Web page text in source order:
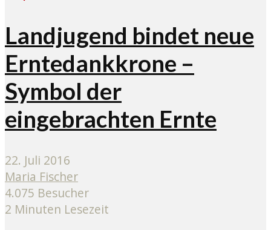
Landjugend bindet neue
Erntedankkrone –
Symbol der
eingebrachten Ernte
22. Juli 2016
Maria Fischer
4.075 Besucher
2 Minuten Lesezeit